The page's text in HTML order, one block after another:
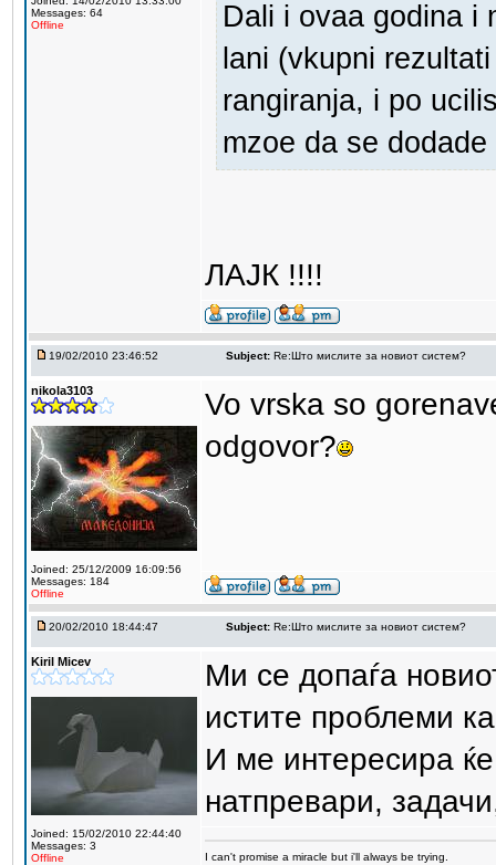
Messages: 64
Offline
Dali i ovaa godina i
lani (vkupni
rangiranja, i po
mzoe da se
ЛАЈК !!!!
19/02/2010 23:46:52 Subject: Re:Што мислите за новиот систем?
nikola3103
Joined: 25/12/2009 16:09:56
Messages: 184
Offline
Vo vrska so
odgovor?
20/02/2010 18:44:47 Subject: Re:Што мислите за новиот систем?
Kiril Micev
Joined: 15/02/2010 22:44:40
Messages: 3
Offline
Ми се допаѓа
истите проблеми
И ме интересира
натпревари,
I can't promise a miracle but i'll always be trying.